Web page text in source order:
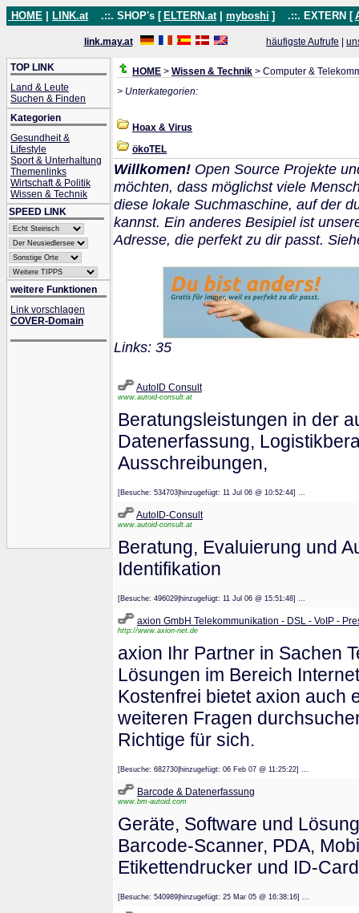
HOME LINK.at .::. SHOP's [ ELTERN.at myboshi ] .::. EXTERN [
link.may.at häufigste Aufrufe
TOP LINK
Land & Leute
Suchen & Finden
Kategorien
Gesundheit &
Lifestyle
Sport & Unterhaltung
Themenlinks
Wirtschaft & Politik
Wissen & Technik
SPEED LINK
weitere Funktionen
Link vorschlagen
COVER-Domain
HOME > Wissen & Technik > Computer &
> Unterkategorien:
Hoax & Virus
ökoTEL
Willkomen! Open Source Projekte
möchten, dass möglichst viele
diese lokale Suchmaschine, auf der
kannst. Ein anderes Besipiel ist
Adresse, die perfekt zu dir passt.
Links: 35
AutoID Consult
www.autoid-consult.at
Beratungsleistungen in der
Datenerfassung,
Ausschreibungen,
[Besuche: 534703|hinzugefügt: 11 Jul 06 @ 10:52:44] ...
AutoID-Consult
www.autoid-consult.at
Beratung, Evaluierung und
Identifikation
[Besuche: 496029|hinzugefügt: 11 Jul 06 @ 15:51:48] ...
axion GmbH Telekommunikation - DSL - VoIP -
http://www.axion-net.de
axion Ihr Partner in Sachen
Lösungen im Bereich
Kostenfrei bietet axion auch
weiteren Fragen
Richtige für sich.
[Besuche: 682730|hinzugefügt: 06 Feb 07 @ 11:25:22] ...
Barcode & Datenerfassung
www.bm-autoid.com
Geräte, Software und
Barcode-Scanner, PDA,
Etikettendrucker und ID-
[Besuche: 540989|hinzugefügt: 25 Mar 05 @ 16:38:16] ...